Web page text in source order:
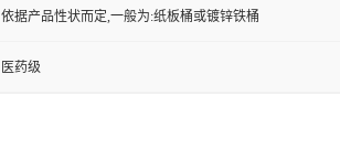
依据产品性状而定,一般为:纸板桶或镀锌铁桶
医药级